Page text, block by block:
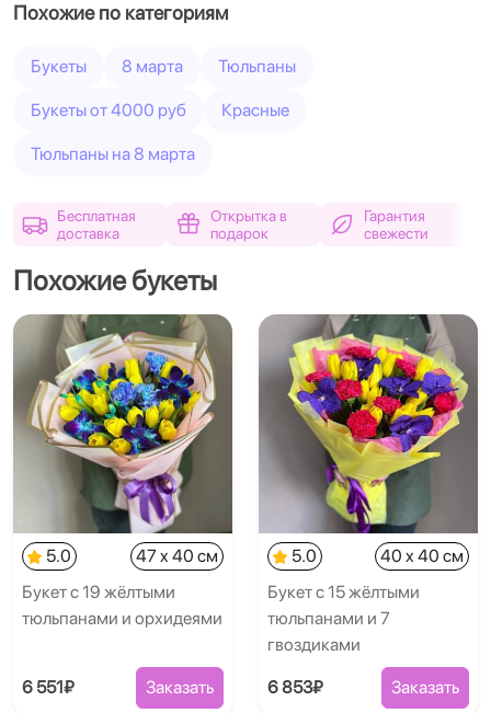
Похожие по категориям
Букеты 8 марта Тюльпаны
Букеты от 4000 руб Красные
Тюльпаны на 8 марта
Бесплатная
доставка
Открытка в
подарок
Гарантия
свежести
Похожие букеты
5.0
47 x 40 см
Букет с 19 жёлтыми
тюльпанами и орхидеями
6 551₽ Заказать
5.0
40 x 40 см
Букет с 15 жёлтыми
тюльпанами и 7
гвоздиками
6 853₽ Заказать